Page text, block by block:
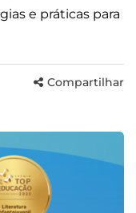
e práticas para
Compartilhar